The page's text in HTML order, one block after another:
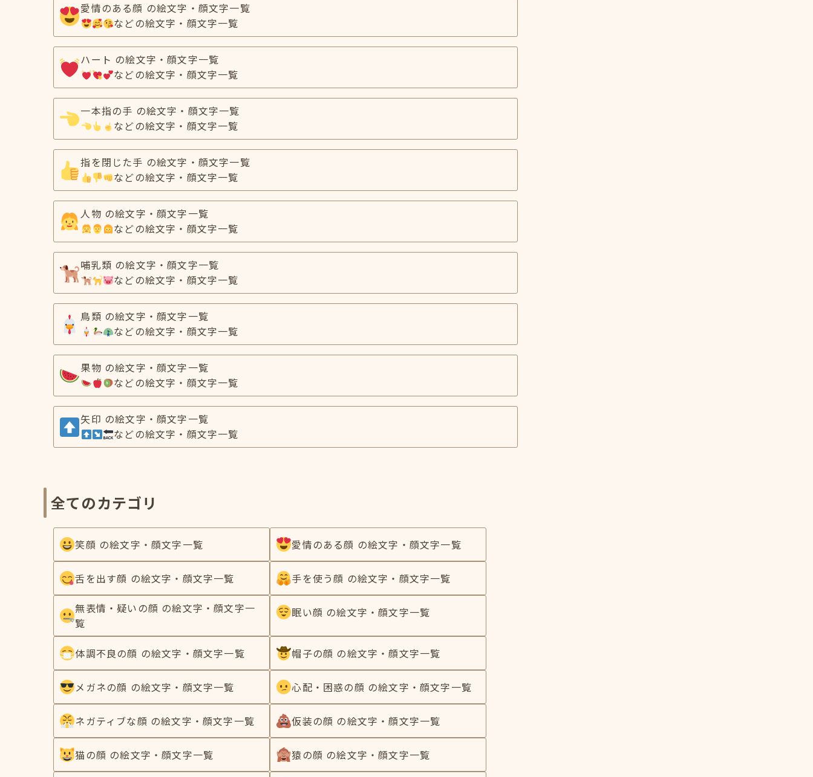
愛情のある顔 の絵文字・顔文字一覧
などの絵文字・顔文字一覧
ハート の絵文字・顔文字一覧
などの絵文字・顔文字一覧
一本指の手 の絵文字・顔文字一覧
などの絵文字・顔文字一覧
指を閉じた手 の絵文字・顔文字一覧
などの絵文字・顔文字一覧
人物 の絵文字・顔文字一覧
などの絵文字・顔文字一覧
哺乳類 の絵文字・顔文字一覧
などの絵文字・顔文字一覧
鳥類 の絵文字・顔文字一覧
などの絵文字・顔文字一覧
果物 の絵文字・顔文字一覧
などの絵文字・顔文字一覧
矢印 の絵文字・顔文字一覧
などの絵文字・顔文字一覧
全てのカテゴリ
笑顔 の絵文字・顔文字一覧 愛情のある顔 の絵文字・顔文字一覧
舌を出す顔 の絵文字・顔文字一覧 手を使う顔 の絵文字・顔文字一覧
無表情・疑いの顔 の絵文字・顔文字一
覧
眠い顔 の絵文字・顔文字一覧
体調不良の顔 の絵文字・顔文字一覧 帽子の顔 の絵文字・顔文字一覧
メガネの顔 の絵文字・顔文字一覧 心配・困惑の顔 の絵文字・顔文字一覧
ネガティブな顔 の絵文字・顔文字一覧 仮装の顔 の絵文字・顔文字一覧
猫の顔 の絵文字・顔文字一覧 猿の顔 の絵文字・顔文字一覧